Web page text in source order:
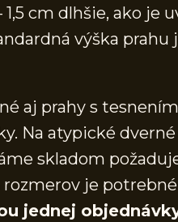
1,5 cm dlhšie, ako
výška prahu
aj prahy s
Na atypické
skladom
je
jednej